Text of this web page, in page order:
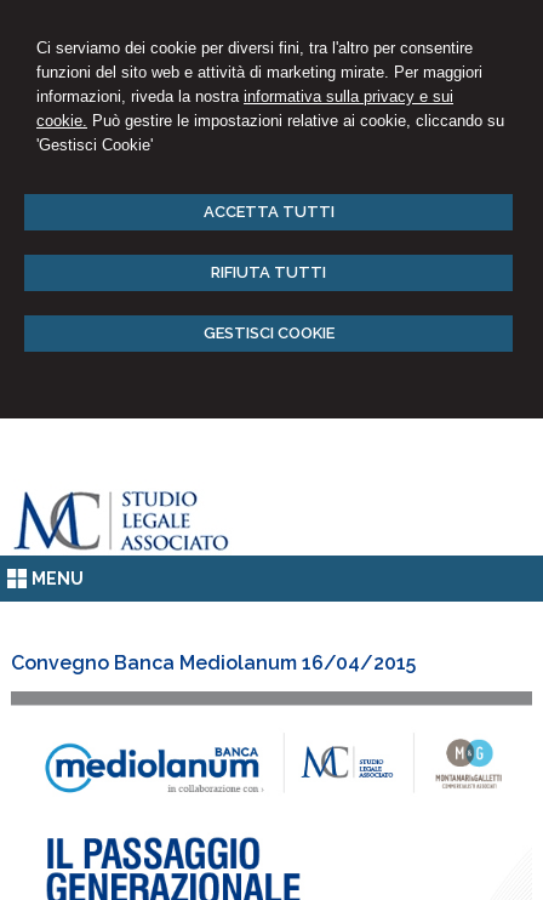
Ci serviamo dei cookie per diversi fini, tra l'altro per consentire
funzioni del sito web e attività di marketing mirate. Per maggiori
informazioni, riveda la nostra informativa sulla privacy e sui
cookie. Può gestire le impostazioni relative ai cookie, cliccando su
'Gestisci Cookie'
ACCETTA TUTTI
RIFIUTA TUTTI
GESTISCI COOKIE
MENU
Convegno Banca Mediolanum 16/04/2015